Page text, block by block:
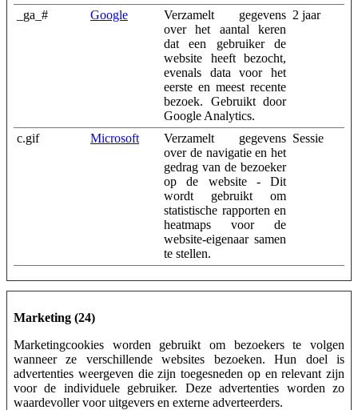
_ga_# Google
Verzamelt gegevens
over het aantal keren
dat een gebruiker de
website heeft bezocht,
evenals data voor het
eerste en meest recente
bezoek. Gebruikt door
Google Analytics.
2 jaar
c.gif Microsoft
Verzamelt gegevens
over de navigatie en het
gedrag van de bezoeker
op de website - Dit
wordt gebruikt om
statistische rapporten en
heatmaps voor de
website-eigenaar samen
te stellen.
Sessie
Marketing (24)
Marketingcookies worden gebruikt om bezoekers te volgen
wanneer ze verschillende websites bezoeken. Hun doel is
advertenties weergeven die zijn toegesneden op en relevant zijn
voor de individuele gebruiker. Deze advertenties worden zo
waardevoller voor uitgevers en externe adverteerders.